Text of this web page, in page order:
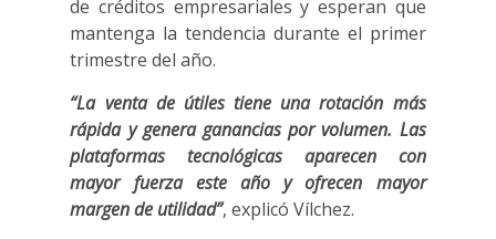
de créditos empresariales y esperan que
mantenga la tendencia durante el primer
trimestre del año.
“La venta de útiles tiene una rotación más
rápida y genera ganancias por volumen. Las
plataformas tecnológicas aparecen con
mayor fuerza este año y ofrecen mayor
margen de utilidad”, explicó Vílchez.